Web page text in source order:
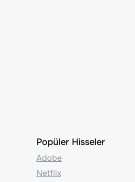
Popüler Hisseler
Adobe
Netflix